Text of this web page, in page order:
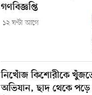
গণবিজ্ঞপ্তি
১২ ঘণ্টা আগে
নিখোঁজ কিশোরীকে খুঁজতে
অভিযান, ছাদ থেকে পড়ে